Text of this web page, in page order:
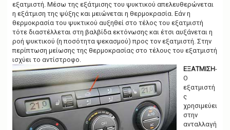
εξατμιστή. Μέσω της εξάτμισης του ψυκτικού απελευθερώνεται
η εξάτμιση της ψύξης και μειώνεται η θερμοκρασία. Εάν η
θερμοκρασία του ψυκτικού αυξηθεί στο τέλος του εξατμιστή
τότε διαστέλλεται στη βαλβίδα εκτόνωσης και έτσι αυξάνεται η
ροή ψυκτικού (η ποσότητα ψεκασμού) προς τον εξατμιστή. Στην
περίπτωση μείωσης της θερμοκρασίας στο τέλους του εξατμιστή
ισχύει το αντίστροφο.
ΕΞΑΤΜΙΣΗ-
Ο
εξατμιστή
ς
χρησιμεύει
στην
ανταλλαγή